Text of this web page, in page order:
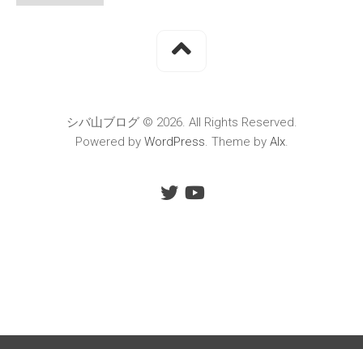
シバ山ブログ © 2026. All Rights Reserved.
Powered by WordPress. Theme by Alx.